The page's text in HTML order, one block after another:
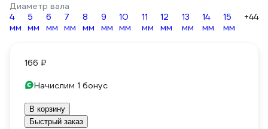
Диаметр вала
4
мм
5
мм
6
мм
7
мм
8
мм
9
мм
10
мм
11
мм
12
мм
13
мм
14
мм
15
мм
+44
166 ₽
Начислим 1 бонус
В корзину
Быстрый заказ